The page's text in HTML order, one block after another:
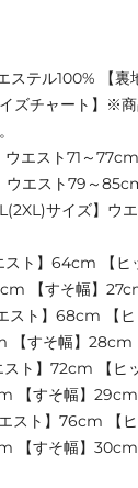
ステル100% 【裏
イズチャート】※
ウエスト71～
ウエスト79～
サイズ】ウ
スト】64cm 【ヒ
【すそ幅】
スト】68cm 【ヒ
【すそ幅】28cm
ト】72cm 【ヒ
【すそ幅】
スト】76cm 【ヒ
【すそ幅】